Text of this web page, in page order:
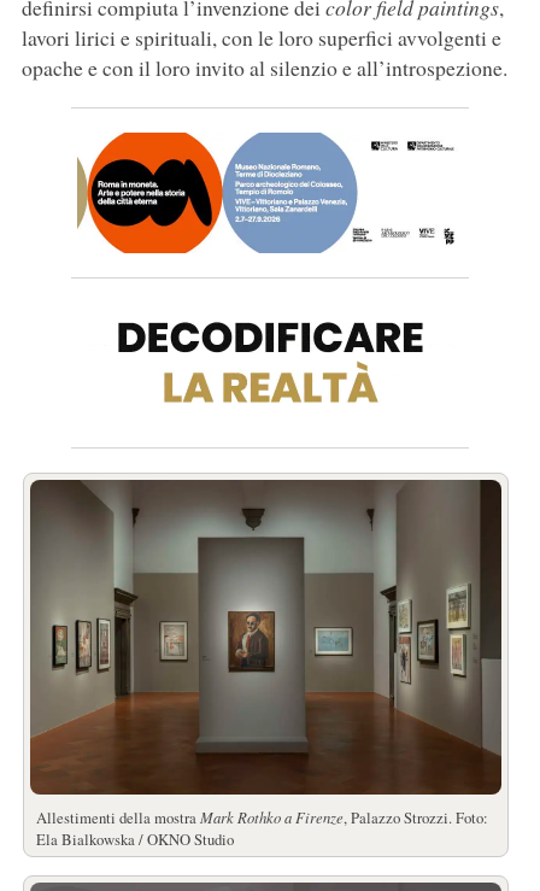
definirsi compiuta l’invenzione dei color field paintings,
lavori lirici e spirituali, con le loro superfici avvolgenti e
opache e con il loro invito al silenzio e all’introspezione.
Allestimenti della mostraMark Rothko a Firenze, Palazzo Strozzi. Foto:
Ela Bialkowska / OKNO Studio